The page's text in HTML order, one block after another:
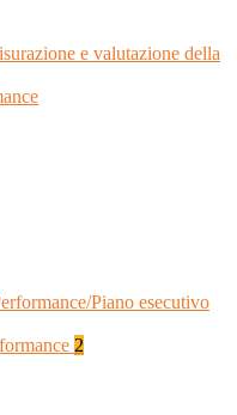
e valutazione della
Piano esecutivo
2